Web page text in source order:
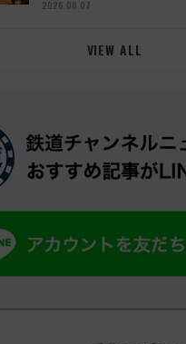
2026.08.07
VIEW ALL